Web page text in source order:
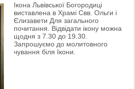
Ікона Львівської Богородиці
виставлена в Храмі Свв. Ольги і
Єлизавети Для загального
почитання. Відвідати ікону можна
щодня з 7.30 до 19.30.
Запрошуємо до молитовного
чування біля Ікони.